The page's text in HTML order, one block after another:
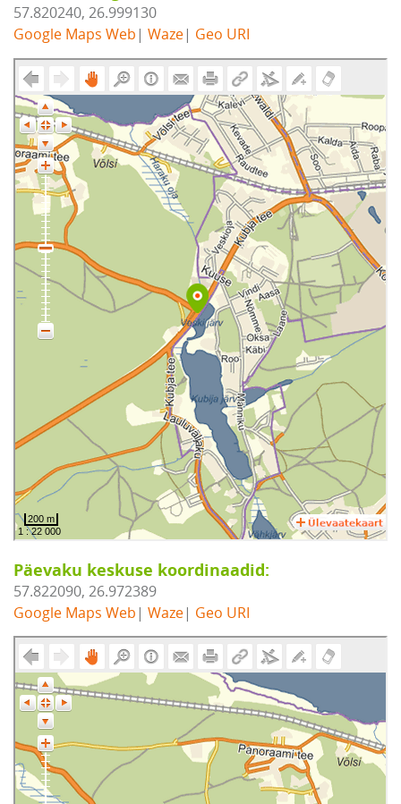
57.820240, 26.999130
Google Maps Web | Waze| Geo URI
Päevaku keskuse koordinaadid:
57.822090, 26.972389
Google Maps Web | Waze| Geo URI